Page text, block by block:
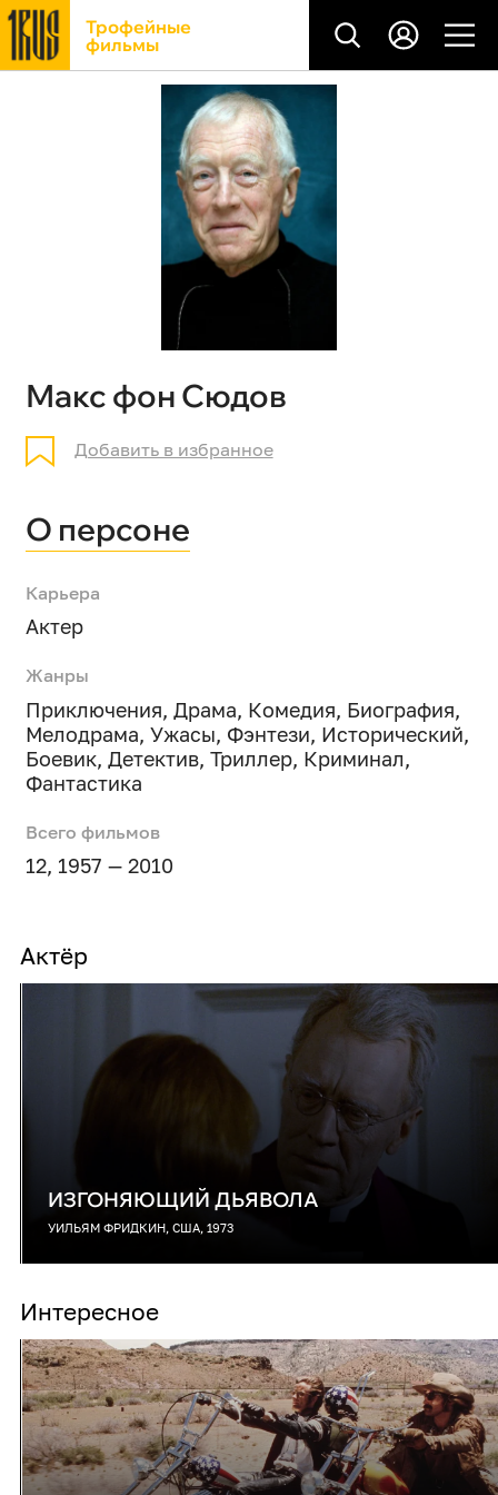
Трофейные
фильмы
Макс фон Сюдов
Добавить в избранное
О персоне
Карьера
Актер
Жанры
Приключения, Драма, Комедия, Биография,
Мелодрама, Ужасы, Фэнтези, Исторический,
Боевик, Детектив, Триллер, Криминал,
Фантастика
Всего фильмов
12, 1957 — 2010
Актёр
ИЗГОНЯЮЩИЙ ДЬЯВОЛА
УИЛЬЯМ ФРИДКИН, США, 1973
Интересное